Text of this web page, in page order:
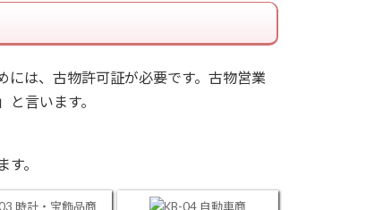
は、古物許可証が必要です。古物営業
言います。
。